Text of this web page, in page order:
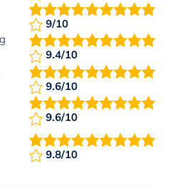
9/10
9.4/10
9.6/10
9.6/10
9.8/10